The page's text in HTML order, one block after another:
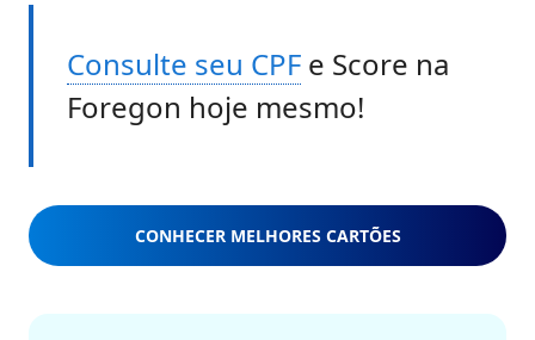
Consulte seu CPF e Score na
Foregon hoje mesmo!
CONHECER MELHORES CARTÕES